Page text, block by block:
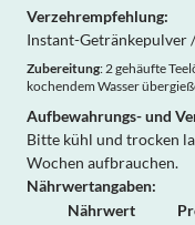
Verzehrempfehlung:
Instant-Getränkepulver /
Zubereitung: 2 gehäufte
kochendem Wasser
Aufbewahrungs- und
Bitte kühl und trocken
Wochen aufbrauchen.
Nährwertangaben:
Nährwert